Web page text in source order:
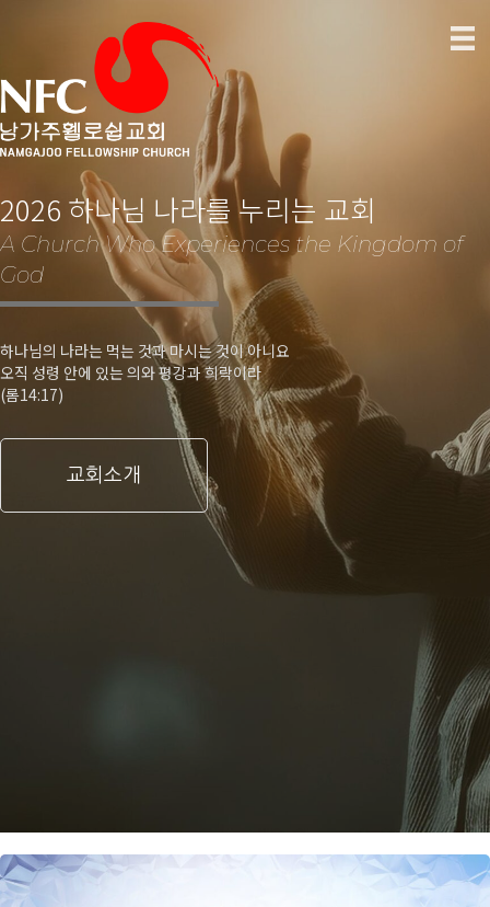
2026 하나님 나라를 누리는 교회
A Church Who Experiences the Kingdom of
God
하나님의 나라는 먹는 것과 마시는 것이 아니요
오직 성령 안에 있는 의와 평강과 희락이라
(롬14:17)
교회소개